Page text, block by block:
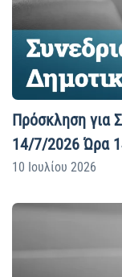
Πρόσκληση για
14/7/2026 Ώρα
10 Ιουλίου 2026